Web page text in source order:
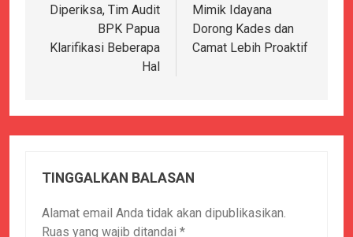
Diperiksa, Tim Audit
BPK Papua
Klarifikasi Beberapa
Hal
Mimik Idayana
Dorong Kades dan
Camat Lebih Proaktif
TINGGALKAN BALASAN
Alamat email Anda tidak akan dipublikasikan.
Ruas yang wajib ditandai *